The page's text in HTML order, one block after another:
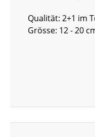
Qualität: 2+1 im
Grösse: 12 - 20